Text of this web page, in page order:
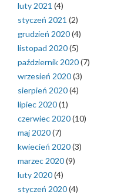
luty 2021 (4)
styczeń 2021 (2)
grudzień 2020(4)
listopad 2020(5)
październik 2020(7)
wrzesień 2020(3)
sierpień 2020(4)
lipiec 2020(1)
czerwiec 2020(10)
maj 2020(7)
kwiecień 2020(3)
marzec 2020(9)
luty 2020(4)
styczeń 2020(4)